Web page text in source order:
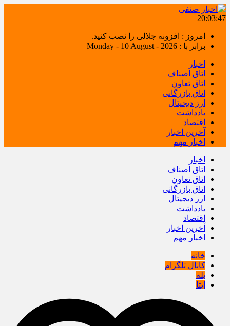
20:03:48
امروز : افزونه جلالی را نصب کنید.
برابر با : Monday - 10 August - 2026
اخبار
اتاق اصناف
اتاق تعاون
اتاق بازرگانی
ارز دیجیتال
یادداشت
اقتصاد
آخرین اخبار
اخبار مهم
اخبار
اتاق اصناف
اتاق تعاون
اتاق بازرگانی
ارز دیجیتال
یادداشت
اقتصاد
آخرین اخبار
اخبار مهم
خانه
کانال تلگرام
بله
ایتا